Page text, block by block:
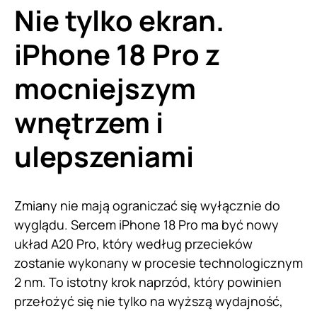
Nie tylko ekran.
iPhone 18 Pro z
mocniejszym
wnętrzem i
ulepszeniami
Zmiany nie mają ograniczać się wyłącznie do
wyglądu. Sercem iPhone 18 Pro ma być nowy
układ A20 Pro, który według przecieków
zostanie wykonany w procesie technologicznym
2 nm. To istotny krok naprzód, który powinien
przełożyć się nie tylko na wyższą wydajność,